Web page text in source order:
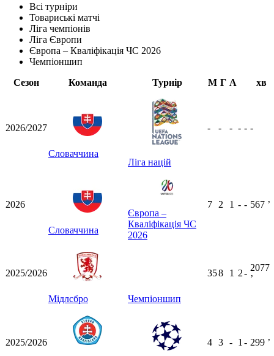
Всі турніри
Товариські матчі
Ліга чемпіонів
Ліга Європи
Європа – Кваліфікація ЧС 2026
Чемпіоншип
Сезон
Команда Турнір М Г А хв
2026/2027
Словаччина
Ліга націй
- - - - - -
2026
Словаччина
Європа –
Кваліфікація ЧС
2026
7 2 1 - - 567 ʼ
2025/2026
Мідлсбро Чемпіоншип
358 1 2-
2077
ʼ
2025/2026
4 3 - 1 - 299 ʼ